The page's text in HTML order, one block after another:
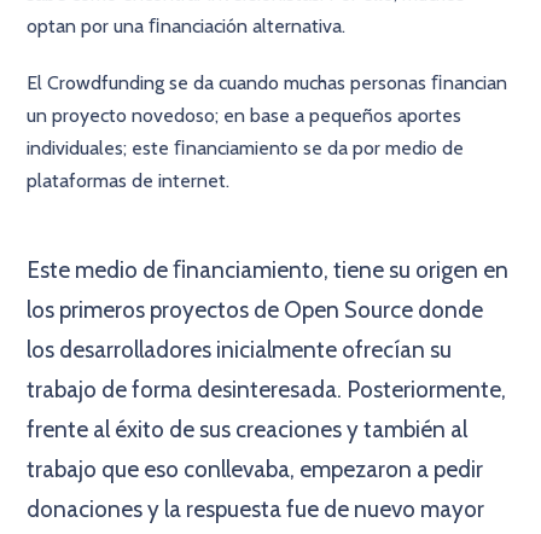
optan por una ﬁnanciación alternativa.
El Crowdfunding se da cuando muchas personas ﬁnancian
un proyecto novedoso; en base a pequeños aportes
individuales; este ﬁnanciamiento se da por medio de
plataformas de internet.
Este medio de ﬁnanciamiento, tiene su origen en
los primeros proyectos de Open Source donde
los desarrolladores inicialmente ofrecían su
trabajo de forma desinteresada. Posteriormente,
frente al éxito de sus creaciones y también al
trabajo que eso conllevaba, empezaron a pedir
donaciones y la respuesta fue de nuevo mayor